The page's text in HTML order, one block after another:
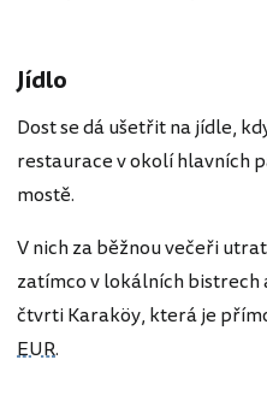
Jídlo
Dost se dá ušetřit na jídle,
restaurace v okolí hlavních
mostě.
V nich za běžnou večeři
zatímco v lokálních
čtvrti Karaköy, která je
EUR.